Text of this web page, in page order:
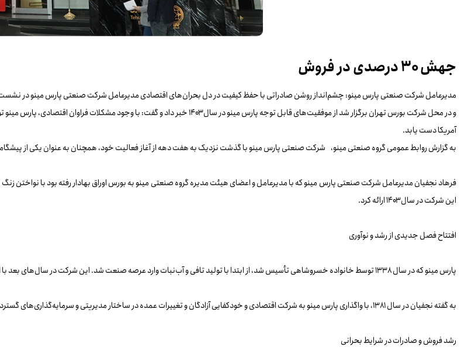
جهش ۳۰ درصدی در فروش
مدیرعامل شرکت صنعتی پارس مینو: چشم‌انداز روشن صادراتی با حفظ کیفیت در دل بحران‌های اقتصادی مدیرعامل شرکت صنعتی پارس مینو در
آمریکا دست یابد.
به گزارش روابط عمومی گروه صنعتی مینو، شرکت صنعتی پارس مینو با گذشت نزدیک به هفت دهه از آغاز فعالیت خود، همچنان به عنوان یکی از
فرهاد نجفیان مدیرعامل شرکت صنعتی پارس مینو که با مدیرعامل و اعضای هیئت مدیره گروه صنعتی مینو به بورس اوراق بهادار رفته بود با
این شرکت در سال ۱۴۰۳ ارائه کرد.
افتتاح فصل جدیدی از رشد و نوآوری
پارس مینو که در سال ۱۳۳۸ توسط خانواده خسروشاهی تأسیس شد، از ابتدا با تولید تافی و آب‌نبات وارد عرصه صنعت شد. این شرکت در سال‌های بعد با اضافه کردن محصولاتی چون ویفر و پفک، به یکی از برندهای محبوب در بازار ایران تبدیل شد.
به گفته نجفیان در سال ۱۳۸۱، با واگذاری پارس مینو به شرکت اقتصادی و خودکفایی آزادگان و تغییرات عمده‌ در ساختار مدیریتی و سرمایه‌گذاری‌های گسترده، دوره جدیدی از رشد و توسعه پارس مینو و دیگر شرکت های گروه صنعتی مینو آغاز شد.
رشد فروش و صادرات در شرایط بحرانی